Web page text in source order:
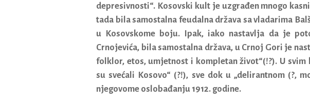
depresivnosti“. Kosovski kult je uzgrađen mnogo
tada bila samostalna feudalna država sa vladarima
u Kosovskome boju. Ipak, iako nastavlja da je
Crnojevića, bila samostalna država, u Crnoj Gori je
folklor, etos, umjetnost i kompletan život“(!?). U
su svećali Kosovo“ (?!), sve dok u „delirantnom (?,
njegovome oslobađanju 1912. godine.